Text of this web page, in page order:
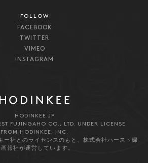
FOLLOW
FACEBOOK
TWITTER
VIMEO
INSTAGRAM
HODINKEE.JP
FUJINGAHO CO., LTD. UNDER LICENSE
FROM HODINKEE, INC.
ー社とのライセンスのもと、株式会社ハースト婦
画報社が運営しています。